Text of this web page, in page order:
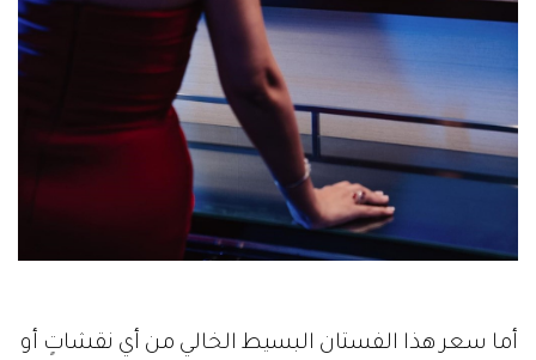
أما سعر هذا الفستان البسيط الخالي من أي نقشاتٍ أو